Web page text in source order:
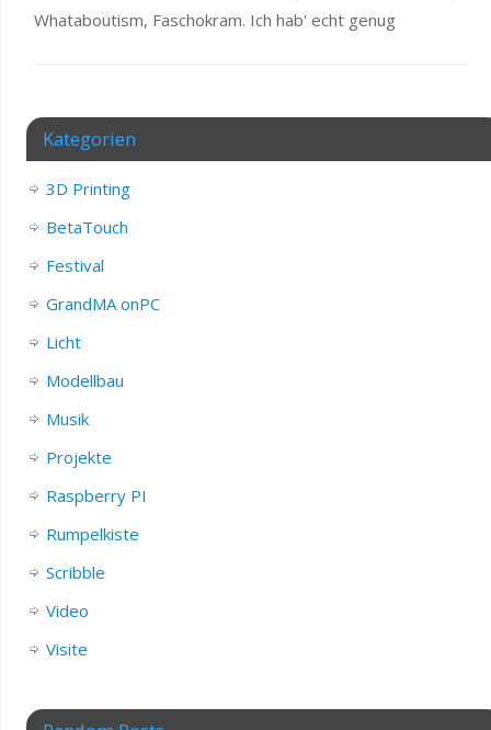
Whataboutism, Faschokram. Ich hab' echt genug
Kategorien
3D Printing
BetaTouch
Festival
GrandMA onPC
Licht
Modellbau
Musik
Projekte
Raspberry PI
Rumpelkiste
Scribble
Video
Visite